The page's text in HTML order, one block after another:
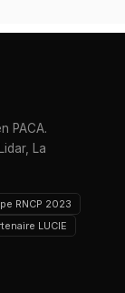
PACA.
La
RNCP 2023
LUCIE